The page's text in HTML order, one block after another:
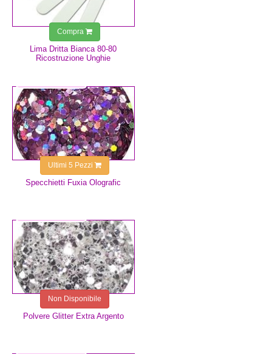
Lima Dritta Bianca 80-80
Ricostruzione Unghie
Compra
Specchietti Fuxia Olografic
Ultimi 5 Pezzi
Polvere Glitter Extra Argento
Non Disponibile